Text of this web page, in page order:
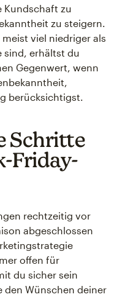
Kundschaft zu
zu steigern.
meist viel niedriger als
sind, erhältst du
Gegenwert, wenn
berücksichtigst.
Schritte
Friday-
rechtzeitig vor
abgeschlossen
offen für
du sicher sein
den Wünschen deiner